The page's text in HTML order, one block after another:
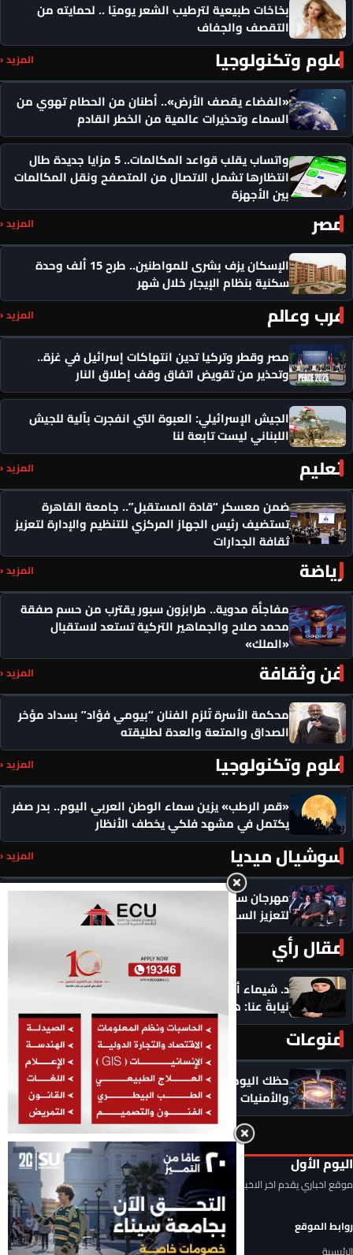
بخاخات طبيعية لترطيب الشعر يوميًا .. لحمايته من
التقصف والجفاف
علوم وتكنولوجيا المزيد ‹
«الفضاء يقصف الأرض».. أطنان من الحطام تهوي من
السماء وتحذيرات عالمية من الخطر القادم
واتساب يقلب قواعد المكالمات.. 5 مزايا جديدة طال
انتظارها تشمل الاتصال من المتصفح ونقل المكالمات
بين الأجهزة
مصر المزيد ‹
الإسكان يزف بشرى للمواطنين.. طرح 15 ألف وحدة
سكنية بنظام الإيجار خلال شهر
عرب وعالم المزيد ‹
مصر وقطر وتركيا تدين انتهاكات إسرائيل في غزة..
وتحذير من تقويض اتفاق وقف إطلاق النار
الجيش الإسرائيلي: العبوة التي انفجرت بآلية للجيش
اللبناني ليست تابعة لنا
تعليم المزيد ‹
ضمن معسكر “قادة المستقبل”.. جامعة القاهرة
تستضيف رئيس الجهاز المركزي للتنظيم والإدارة لتعزيز
ثقافة الجدارات
رياضة المزيد ‹
مفاجأة مدوية.. طرابزون سبور يقترب من حسم صفقة
محمد صلاح والجماهير التركية تستعد لاستقبال
«الملك»
فن وثقافة المزيد ‹
محكمة الأسرة تُلزم الفنان “بيومي فؤاد” بسداد مؤخر
الصداق والمتعة والعدة لطليقته
علوم وتكنولوجيا المزيد ‹
«قمر الرطب» يزين سماء الوطن العربي اليوم.. بدر صفر
يكتمل في مشهد فلكي يخطف الأنظار
سوشيال ميديا المزيد ‹
مهرجان سيمفوني للفنون يكرم رموزاً مؤثرة ويدعو
لتعزيز السلام
مقال رأي
د. شيماء أحمدين تكتب .. حين يفكر الذكاء الاصطناعي
نيابةً عنا: هل نفقد عضلة التفكير؟
منوعات المزيد ‹
حظك اليوم الخميس 6 أغسطس 2026.. توقعات الأبراج
والأمنيات
اليوم الأول
موقع اخباري يقدم اخر الاخبار المحلية والعربية والعالمية
روابط الموقع
الرئيسية